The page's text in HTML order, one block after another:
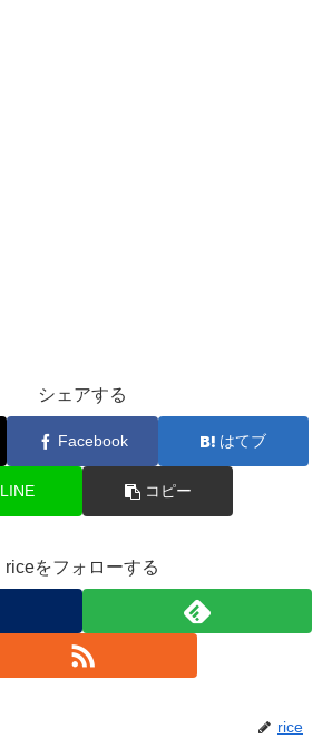
シェアする
Facebook はてブ
LINE コピー
riceをフォローする
rice